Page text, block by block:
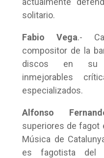
solitario.
Fabio Vega.-
compositor de la
discos en su
inmejorables
especializados.
Alfonso
superiores de fagot
Música de
es fagotista